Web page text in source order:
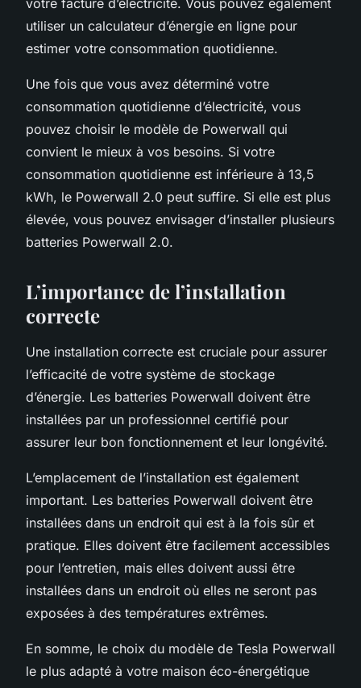
utiliser un calculateur d’énergie en ligne pour
estimer votre consommation quotidienne.
Une fois que vous avez déterminé votre
consommation quotidienne d’électricité, vous
pouvez choisir le modèle de Powerwall qui
convient le mieux à vos besoins. Si votre
consommation quotidienne est inférieure à 13,5
kWh, le Powerwall 2.0 peut suffire. Si elle est plus
élevée, vous pouvez envisager d’installer plusieurs
batteries Powerwall 2.0.
L’importance de l’installation
correcte
Une installation correcte est cruciale pour assurer
l’efficacité de votre système de stockage
d’énergie. Les batteries Powerwall doivent être
installées par un professionnel certifié pour
assurer leur bon fonctionnement et leur longévité.
L’emplacement de l’installation est également
important. Les batteries Powerwall doivent être
installées dans un endroit qui est à la fois sûr et
pratique. Elles doivent être facilement accessibles
pour l’entretien, mais elles doivent aussi être
installées dans un endroit où elles ne seront pas
exposées à des températures extrêmes.
En somme, le choix du modèle de Tesla Powerwall
le plus adapté à votre maison éco-énergétique